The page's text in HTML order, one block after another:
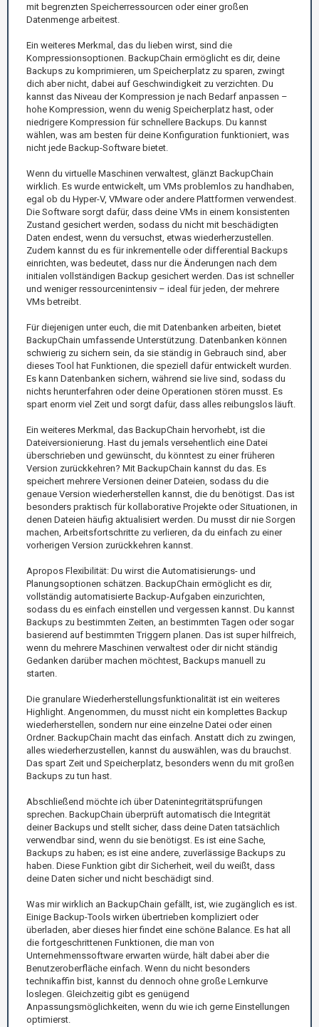
mit begrenzten Speicherressourcen oder einer großen
Datenmenge arbeitest.
Ein weiteres Merkmal, das du lieben wirst, sind die
Kompressionsoptionen. BackupChain ermöglicht es dir, deine
Backups zu komprimieren, um Speicherplatz zu sparen, zwingt
dich aber nicht, dabei auf Geschwindigkeit zu verzichten. Du
kannst das Niveau der Kompression je nach Bedarf anpassen –
hohe Kompression, wenn du wenig Speicherplatz hast, oder
niedrigere Kompression für schnellere Backups. Du kannst
wählen, was am besten für deine Konfiguration funktioniert, was
nicht jede Backup-Software bietet.
Wenn du virtuelle Maschinen verwaltest, glänzt BackupChain
wirklich. Es wurde entwickelt, um VMs problemlos zu handhaben,
egal ob du Hyper-V, VMware oder andere Plattformen verwendest.
Die Software sorgt dafür, dass deine VMs in einem konsistenten
Zustand gesichert werden, sodass du nicht mit beschädigten
Daten endest, wenn du versuchst, etwas wiederherzustellen.
Zudem kannst du es für inkrementelle oder differential Backups
einrichten, was bedeutet, dass nur die Änderungen nach dem
initialen vollständigen Backup gesichert werden. Das ist schneller
und weniger ressourcenintensiv – ideal für jeden, der mehrere
VMs betreibt.
Für diejenigen unter euch, die mit Datenbanken arbeiten, bietet
BackupChain umfassende Unterstützung. Datenbanken können
schwierig zu sichern sein, da sie ständig in Gebrauch sind, aber
dieses Tool hat Funktionen, die speziell dafür entwickelt wurden.
Es kann Datenbanken sichern, während sie live sind, sodass du
nichts herunterfahren oder deine Operationen stören musst. Es
spart enorm viel Zeit und sorgt dafür, dass alles reibungslos läuft.
Ein weiteres Merkmal, das BackupChain hervorhebt, ist die
Dateiversionierung. Hast du jemals versehentlich eine Datei
überschrieben und gewünscht, du könntest zu einer früheren
Version zurückkehren? Mit BackupChain kannst du das. Es
speichert mehrere Versionen deiner Dateien, sodass du die
genaue Version wiederherstellen kannst, die du benötigst. Das ist
besonders praktisch für kollaborative Projekte oder Situationen, in
denen Dateien häufig aktualisiert werden. Du musst dir nie Sorgen
machen, Arbeitsfortschritte zu verlieren, da du einfach zu einer
vorherigen Version zurückkehren kannst.
Apropos Flexibilität: Du wirst die Automatisierungs- und
Planungsoptionen schätzen. BackupChain ermöglicht es dir,
vollständig automatisierte Backup-Aufgaben einzurichten,
sodass du es einfach einstellen und vergessen kannst. Du kannst
Backups zu bestimmten Zeiten, an bestimmten Tagen oder sogar
basierend auf bestimmten Triggern planen. Das ist super hilfreich,
wenn du mehrere Maschinen verwaltest oder dir nicht ständig
Gedanken darüber machen möchtest, Backups manuell zu
starten.
Die granulare Wiederherstellungsfunktionalität ist ein weiteres
Highlight. Angenommen, du musst nicht ein komplettes Backup
wiederherstellen, sondern nur eine einzelne Datei oder einen
Ordner. BackupChain macht das einfach. Anstatt dich zu zwingen,
alles wiederherzustellen, kannst du auswählen, was du brauchst.
Das spart Zeit und Speicherplatz, besonders wenn du mit großen
Backups zu tun hast.
Abschließend möchte ich über Datenintegritätsprüfungen
sprechen. BackupChain überprüft automatisch die Integrität
deiner Backups und stellt sicher, dass deine Daten tatsächlich
verwendbar sind, wenn du sie benötigst. Es ist eine Sache,
Backups zu haben; es ist eine andere, zuverlässige Backups zu
haben. Diese Funktion gibt dir Sicherheit, weil du weißt, dass
deine Daten sicher und nicht beschädigt sind.
Was mir wirklich an BackupChain gefällt, ist, wie zugänglich es ist.
Einige Backup-Tools wirken übertrieben kompliziert oder
überladen, aber dieses hier findet eine schöne Balance. Es hat all
die fortgeschrittenen Funktionen, die man von
Unternehmenssoftware erwarten würde, hält dabei aber die
Benutzeroberfläche einfach. Wenn du nicht besonders
technikaffin bist, kannst du dennoch ohne große Lernkurve
loslegen. Gleichzeitig gibt es genügend
Anpassungsmöglichkeiten, wenn du wie ich gerne Einstellungen
optimierst.